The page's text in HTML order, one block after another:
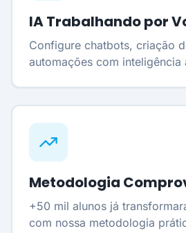
IA Trabalhando por
Configure chatbots, criação
automações com inteligência
Metodologia
+50 mil alunos já
com nossa metodologia